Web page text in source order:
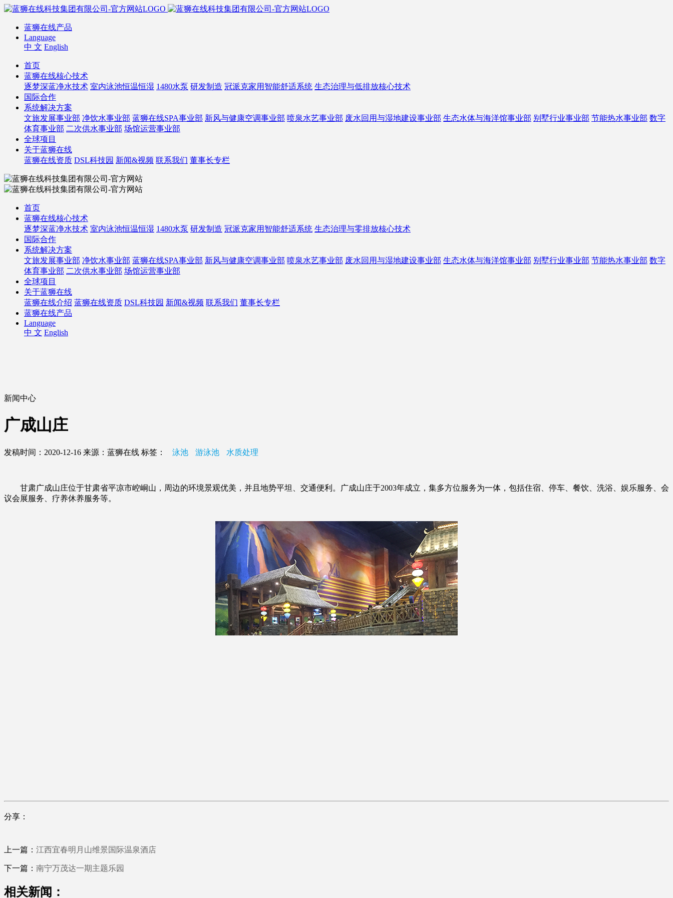
蓝狮在线产品
Language
中 文 English
首页
蓝狮在线核心技术
逐梦深蓝净水技术 室内泳池恒温恒湿 1480水泵 研发制造 冠派克家用智能舒适系统 生态治理与低排放核心技术
国际合作
系统解决方案
文旅发展事业部 净饮水事业部 蓝狮在线SPA事业部 新风与健康空调事业部 喷泉水艺事业部 废水回用与湿地建设事业部 生态水体与海洋馆事业部 别墅行业事业部 节能热水事业部 数字
体育事业部 二次供水事业部 场馆运营事业部
全球项目
关于蓝狮在线
蓝狮在线资质 DSL科技园 新闻&视频 联系我们 董事长专栏
首页
蓝狮在线核心技术
逐梦深蓝净水技术 室内泳池恒温恒湿 1480水泵 研发制造 冠派克家用智能舒适系统 生态治理与零排放核心技术
国际合作
系统解决方案
文旅发展事业部 净饮水事业部 蓝狮在线SPA事业部 新风与健康空调事业部 喷泉水艺事业部 废水回用与湿地建设事业部 生态水体与海洋馆事业部 别墅行业事业部 节能热水事业部 数字
体育事业部 二次供水事业部 场馆运营事业部
全球项目
关于蓝狮在线
蓝狮在线介绍 蓝狮在线资质 DSL科技园 新闻&视频 联系我们 董事长专栏
蓝狮在线产品
Language
中 文 English
新闻中心
广成山庄
发稿时间：2020-12-16 来源：蓝狮在线 标签： 泳池 游泳池 水质处理
甘肃广成山庄位于甘肃省平凉市崆峒山，周边的环境景观优美，并且地势平坦、交通便利。广成山庄于2003年成立，集多方位服务为一体，包括住宿、停车、餐饮、洗浴、娱乐服务、会
议会展服务、疗养休养服务等。
分享：
上一篇： 江西宜春明月山维景国际温泉酒店
下一篇： 南宁万茂达一期主题乐园
相关新闻：